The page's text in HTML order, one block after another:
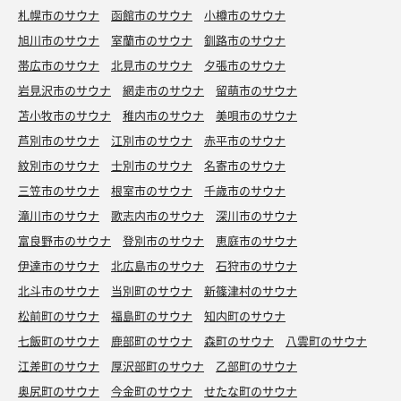
札幌市のサウナ 函館市のサウナ
小樽市のサウナ
旭川市のサウナ
室蘭市のサウナ
釧路市のサウナ
帯広市のサウナ
北見市のサウナ
夕張市のサウナ
岩見沢市のサウナ
網走市のサウナ
留萌市のサウナ
苫小牧市のサウナ
稚内市のサウナ
美唄市のサウナ
芦別市のサウナ
江別市のサウナ
赤平市のサウナ
紋別市のサウナ
士別市のサウナ
名寄市のサウナ
三笠市のサウナ
根室市のサウナ
千歳市のサウナ
滝川市のサウナ
歌志内市のサウナ
深川市のサウナ
富良野市のサウナ
登別市のサウナ
恵庭市のサウナ
伊達市のサウナ
北広島市のサウナ
石狩市のサウナ
北斗市のサウナ
当別町のサウナ
新篠津村のサウナ
松前町のサウナ
福島町のサウナ
知内町のサウナ
七飯町のサウナ
鹿部町のサウナ 森町のサウナ
八雲町のサウナ
江差町のサウナ
厚沢部町のサウナ
乙部町のサウナ
奥尻町のサウナ
今金町のサウナ せたな町のサウナ